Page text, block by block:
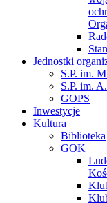
Jednostki
S.P. im.
S.P. im.
GOPS
Inwestycje
Kultura
Biblioteka
GOK